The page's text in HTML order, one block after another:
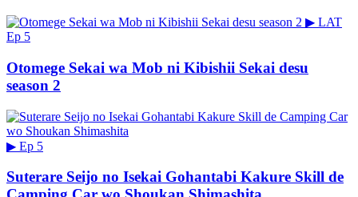
▶ LAT
Ep 5
Otomege Sekai wa Mob ni Kibishii Sekai desu
season 2
▶ Ep 5
Suterare Seijo no Isekai Gohantabi Kakure Skill de